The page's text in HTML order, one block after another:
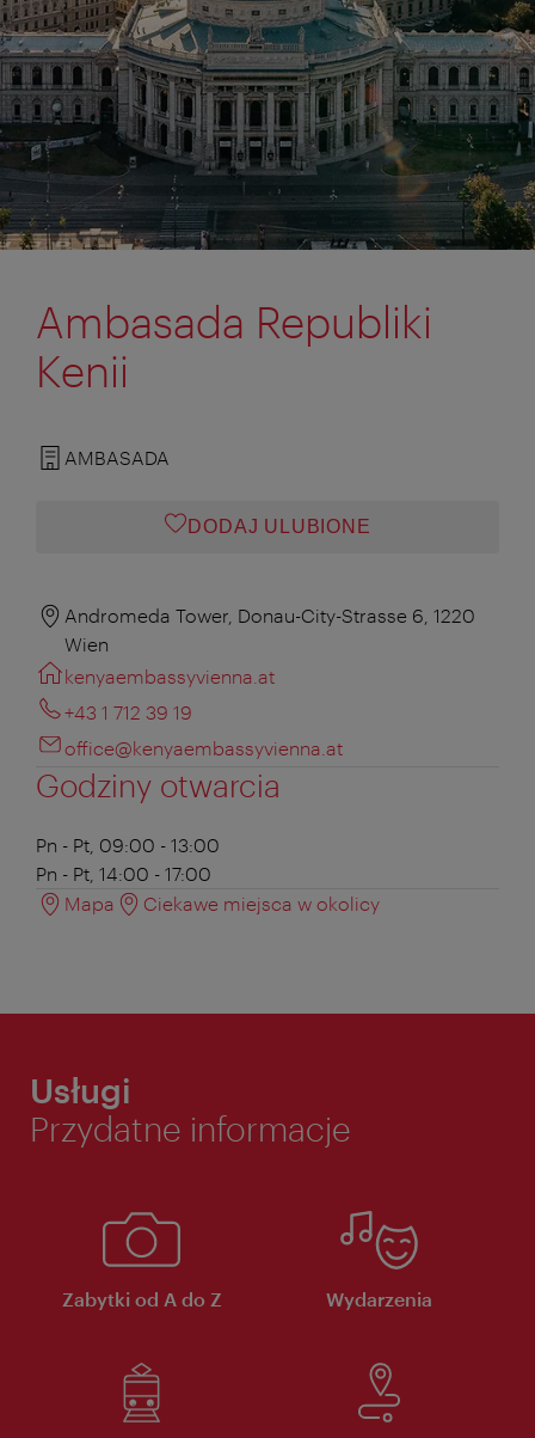
Ambasada Republiki
Kenii
AMBASADA
DODAJ ULUBIONE
Andromeda Tower, Donau-City-Strasse 6, 1220
Wien
kenyaembassyvienna.at
+43 1 712 39 19
office@kenyaembassyvienna.at
Godziny otwarcia
Pn - Pt, 09:00 - 13:00
Pn - Pt, 14:00 - 17:00
Mapa
Ciekawe miejsca w okolicy
Usługi
Przydatne informacje
Zabytki od A do Z Wydarzenia